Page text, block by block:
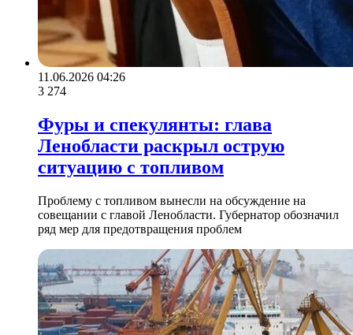
11.06.2026 04:26
3 274
Фуры и спекулянты: глава
Ленобласти раскрыл острую
ситуацию с топливом
Проблему с топливом вынесли на обсуждение на
совещании с главой Ленобласти. Губернатор обозначил
ряд мер для предотвращения проблем